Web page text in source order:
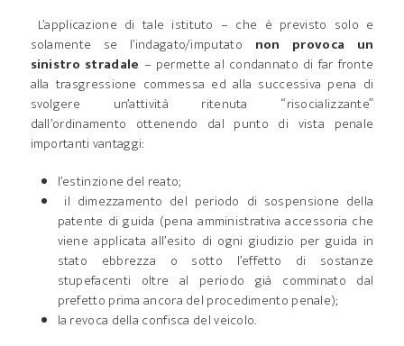
L’applicazione di tale istituto – che è previsto solo e
solamente se l’indagato/imputato non provoca un
sinistro stradale – permette al condannato di far fronte
alla trasgressione commessa ed alla successiva pena di
svolgere un’attività ritenuta “risocializzante”
dall’ordinamento ottenendo dal punto di vista penale
importanti vantaggi:
l’estinzione del reato;
il dimezzamento del periodo di sospensione della
patente di guida (pena amministrativa accessoria che
viene applicata all’esito di ogni giudizio per guida in
stato ebbrezza o sotto l’effetto di sostanze
stupefacenti oltre al periodo già comminato dal
prefetto prima ancora del procedimento penale);
la revoca della confisca del veicolo.